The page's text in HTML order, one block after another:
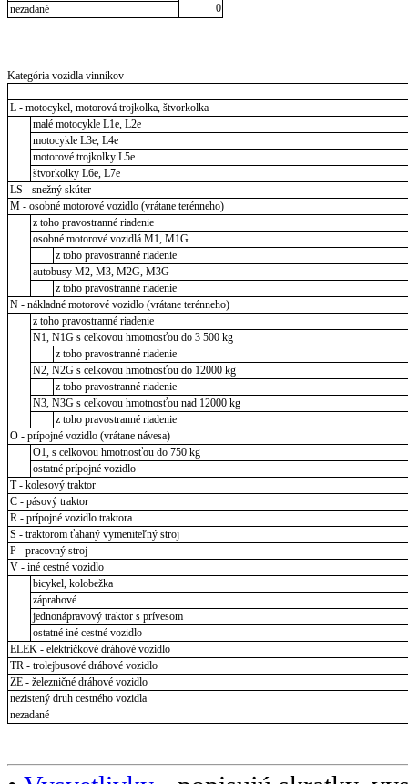
nezadané
0
Kategória vozidla vinníkov
L - motocykel, motorová trojkolka, štvorkolka
malé motocykle L1e, L2e
motocykle L3e, L4e
motorové trojkolky L5e
štvorkolky L6e, L7e
LS - snežný skúter
M - osobné motorové vozidlo (vrátane terénneho)
z toho pravostranné riadenie
osobné motorové vozidlá M1, M1G
z toho pravostranné riadenie
autobusy M2, M3, M2G, M3G
z toho pravostranné riadenie
N - nákladné motorové vozidlo (vrátane terénneho)
z toho pravostranné riadenie
N1, N1G s celkovou hmotnosťou do 3 500 kg
z toho pravostranné riadenie
N2, N2G s celkovou hmotnosťou do 12000 kg
z toho pravostranné riadenie
N3, N3G s celkovou hmotnosťou nad 12000 kg
z toho pravostranné riadenie
O - prípojné vozidlo (vrátane návesa)
O1, s celkovou hmotnosťou do 750 kg
ostatné prípojné vozidlo
T - kolesový traktor
C - pásový traktor
R - prípojné vozidlo traktora
S - traktorom ťahaný vymeniteľný stroj
P - pracovný stroj
V - iné cestné vozidlo
bicykel, kolobežka
záprahové
jednonápravový traktor s prívesom
ostatné iné cestné vozidlo
ELEK - električkové dráhové vozidlo
TR - trolejbusové dráhové vozidlo
ZE - železničné dráhové vozidlo
nezistený druh cestného vozidla
nezadané